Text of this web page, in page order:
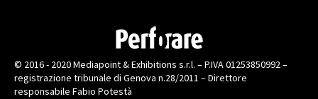
© 2016 - 2020 Mediapoint & Exhibitions s.r.l. – P.IVA 01253850992 –
registrazione tribunale di Genova n.28/2011 – Direttore
responsabile Fabio Potestà